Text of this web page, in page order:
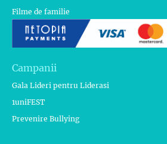
Filme de familie
Campanii
Gala Lideri pentru Liderasi
1uniFEST
Prevenire Bullying